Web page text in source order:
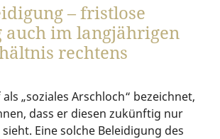
– fristlose
auch im langjährigen
rechtens
„soziales Arschloch“ bezeichnet,
dass er diesen zukünftig nur
Eine solche Beleidigung des